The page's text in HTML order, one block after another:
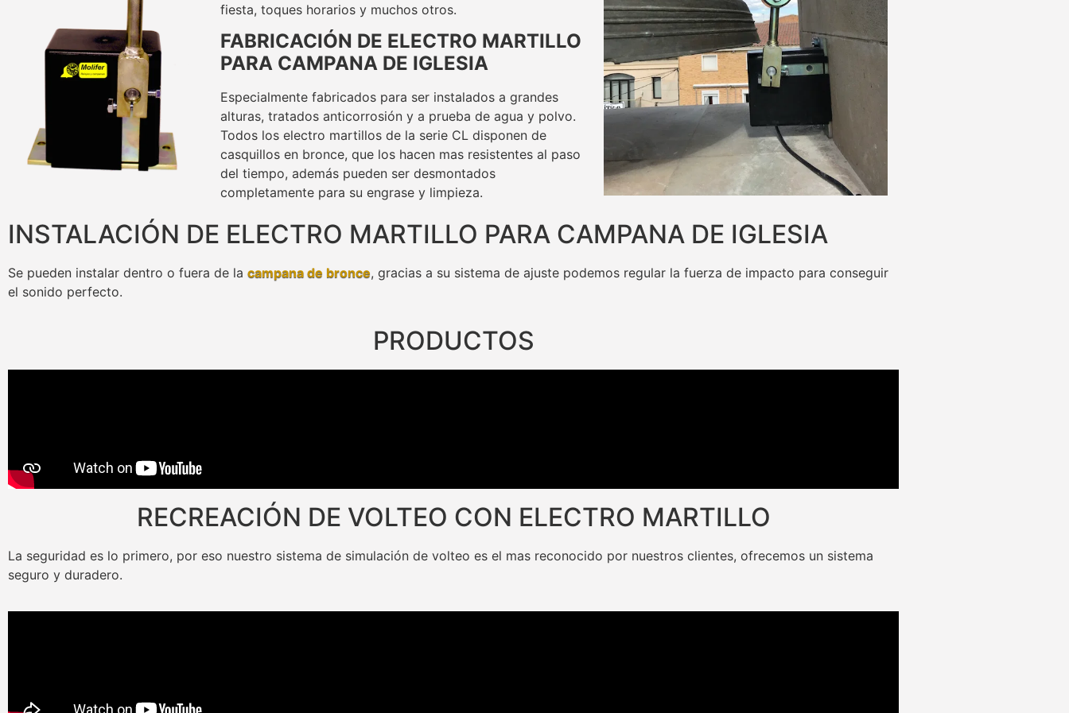
fiesta, toques horarios y muchos otros.
FABRICACIÓN DE ELECTRO MARTILLO
PARA CAMPANA DE IGLESIA
Especialmente fabricados para ser instalados a grandes
alturas, tratados anticorrosión y a prueba de agua y polvo.
Todos los electro martillos de la serie CL disponen de
casquillos en bronce, que los hacen mas resistentes al paso
del tiempo, además pueden ser desmontados
completamente para su engrase y limpieza.
INSTALACIÓN DE ELECTRO MARTILLO PARA CAMPANA DE IGLESIA
Se pueden instalar dentro o fuera de la campana de bronce, gracias a su sistema de ajuste podemos regular la fuerza de impacto para conseguir
el sonido perfecto.
PRODUCTOS
RECREACIÓN DE VOLTEO CON ELECTRO MARTILLO
La seguridad es lo primero, por eso nuestro sistema de simulación de volteo es el mas reconocido por nuestros clientes, ofrecemos un sistema
seguro y duradero.